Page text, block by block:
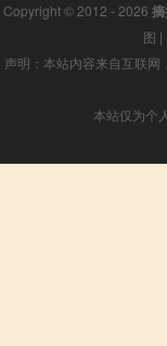
Copyright © 2012 - 2026
图 |
声明：本站内容来自互联
本站仅为个